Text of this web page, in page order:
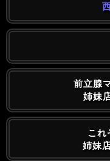
前立腺
姉妹
これ
姉妹